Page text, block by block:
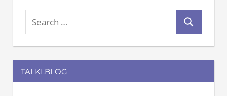
e
a
r
c
e
a
TALKI.BLOG